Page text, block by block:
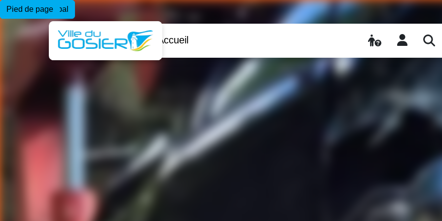
Menu principal
Contenu principal
Pied de page
Accueil